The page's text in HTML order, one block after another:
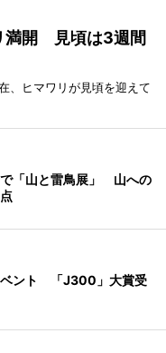
満開 見頃は3週間
、ヒマワリが見頃を迎えて
「山と雷鳥展」 山への
ベント 「J300」大賞受